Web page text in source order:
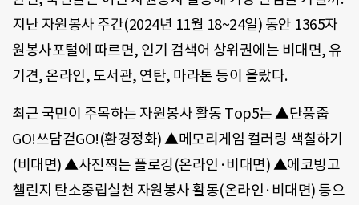
지난 자원봉사 주간(2024년 11월 18~24일) 동안 1365자
원봉사포털에 따르면, 인기 검색어 상위권에는 비대면, 유
기견, 온라인, 도서관, 연탄, 마라톤 등이 올랐다.
최근 국민이 주목하는 자원봉사 활동 Top5는 ▲단풍줍
GO!쓰담걷GO!(환경정화) ▲메모리게임 컬러링 색칠하기
(비대면) ▲사진찍는 플로깅(온라인·비대면) ▲에코빙고
챌린지 탄소중립실천 자원봉사 활동(온라인·비대면) 등으